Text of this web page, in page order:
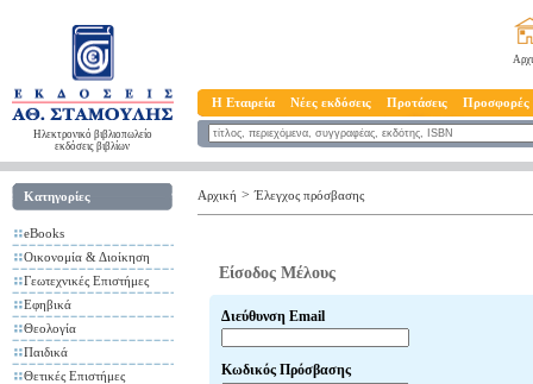
Ηλεκτρονικό βιβλιοπωλείο
εκδόσεις βιβλίων
Η Εταιρεία Νέες εκδόσεις Προτάσεις Προσφορές
Κατηγορίες
eBooks
Οικονομία & Διοίκηση
Γεωτεχνικές Επιστήμες
Εφηβικά
Θεολογία
Παιδικά
Θετικές Επιστήμες
Αρχική > Έλεγχος πρόσβασης
Είσοδος Μέλους
Διεύθυνση Email
Κωδικός Πρόσβασης